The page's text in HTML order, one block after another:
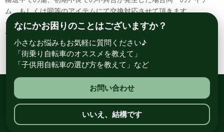
ム、もしくは同等のアイテムにて交換対応させて頂きます。
その場合該当部品を着払いにて返送して頂く必要が御座いますので
予めご了承ください。
総合自転車専門店 サイクルスポット ル・サイク
なにかお困りのことはございますか？
小さなお悩みもお気軽に質問ください♪
「街乗り自転車のオススメを教えて」
「子供用自転車の選び方を教えて」など
お問い合わせ
いいえ、結構です